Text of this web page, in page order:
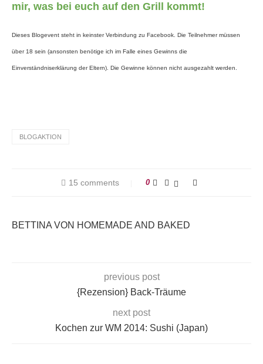
mir, was bei euch auf den Grill kommt!
Dieses Blogevent steht in keinster Verbindung zu Facebook. Die Teilnehmer müssen
über 18 sein (ansonsten benötige ich im Falle eines Gewinns die
Einverständniserklärung der Eltern). Die Gewinne können nicht ausgezahlt werden.
BLOGAKTION
15 comments 0
BETTINA VON HOMEMADE AND BAKED
previous post
{Rezension} Back-Träume
next post
Kochen zur WM 2014: Sushi (Japan)